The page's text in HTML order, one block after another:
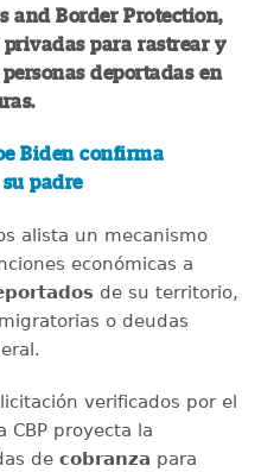
and Border Protection,
para rastrear y
deportadas en
Biden confirma
padre
alista un mecanismo
económicas a
de su territorio,
o deudas
verificados por el
CBP proyecta la
de cobranza para